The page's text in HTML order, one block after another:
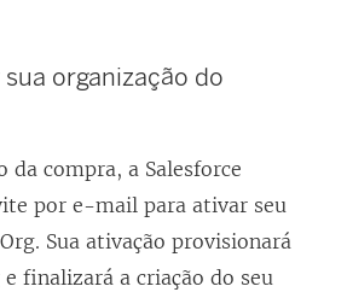
sua organização do
da compra, a Salesforce
por e-mail para ativar seu
Sua ativação provisionará
e finalizará a criação do seu